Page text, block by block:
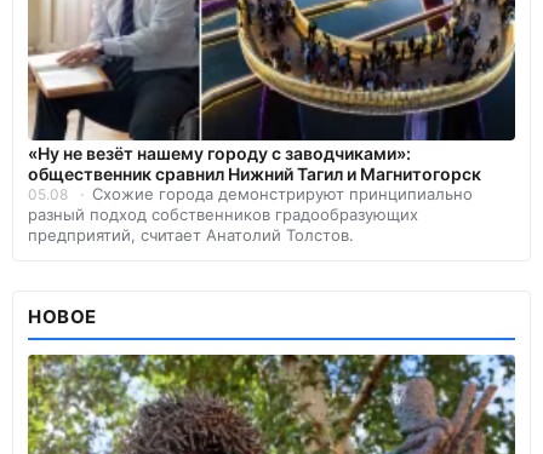
«Ну не везёт нашему городу с заводчиками»:
общественник сравнил Нижний Тагил и Магнитогорск
05.08
Схожие города демонстрируют принципиально
разный подход собственников градообразующих
предприятий, считает Анатолий Толстов.
НОВОЕ